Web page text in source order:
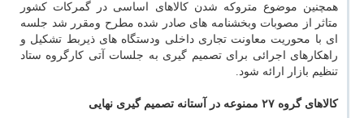
همچنین موضوع متروکه شدن کالاهای اساسی در گمرکات کشور
متاثر از مصوبات وبخشنامه های صادر شده مطرح ومقرر شد جلسه
ای با محوریت معاونت تجاری داخلی ودستگاه های ذیربط تشکیل و
راهکارهای اجرائی برای تصمیم گیری به جلسات آتی کارگروه ستاد
تنظیم بازار ارائه شود.
کالاهای گروه ۲۷ ممنوعه در آستانه تصمیم گیری نهایی